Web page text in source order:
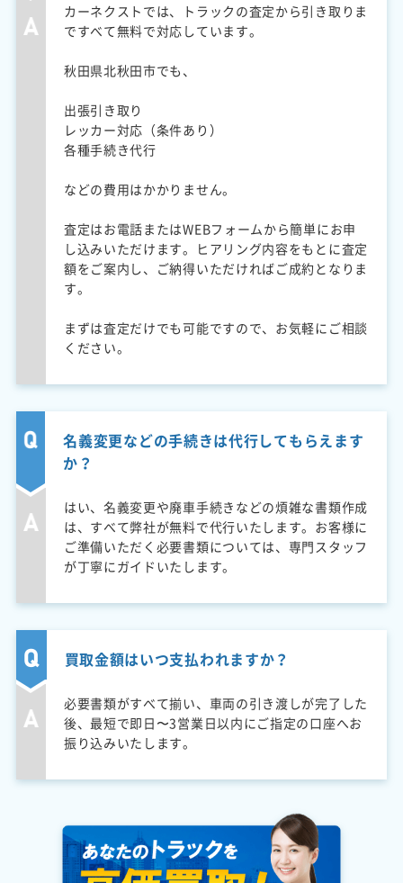
カーネクストでは、トラックの査定から引き取りま
ですべて無料で対応しています。
秋田県北秋田市でも、
出張引き取り
レッカー対応（条件あり）
各種手続き代行
などの費用はかかりません。
査定はお電話またはWEBフォームから簡単にお申
し込みいただけます。ヒアリング内容をもとに査定
額をご案内し、ご納得いただければご成約となりま
す。
まずは査定だけでも可能ですので、お気軽にご相談
ください。
名義変更などの手続きは代行してもらえます
か？
はい、名義変更や廃車手続きなどの煩雑な書類作成
は、すべて弊社が無料で代行いたします。お客様に
ご準備いただく必要書類については、専門スタッフ
が丁寧にガイドいたします。
買取金額はいつ支払われますか？
必要書類がすべて揃い、車両の引き渡しが完了した
後、最短で即日〜3営業日以内にご指定の口座へお
振り込みいたします。